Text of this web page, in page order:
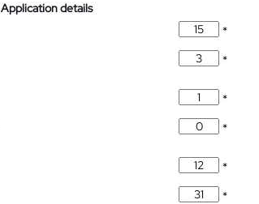
Application details
*
*
*
*
*
*